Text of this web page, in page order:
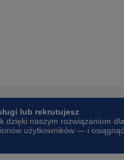
lub rekrutujesz
dzięki naszym rozwiązaniom dla
użytkowników — i osiągnąć